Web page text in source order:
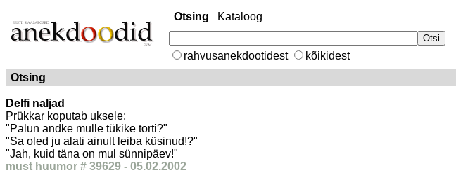
Otsing
Kataloog
rahvusanekdootidest
kõikidest
Otsing
Delfi naljad
Prükkar koputab uksele:
"Palun andke mulle tükike torti?"
"Sa oled ju alati ainult leiba küsinud!?"
"Jah, kuid täna on mul sünnipäev!"
must huumor # 39629 - 05.02.2002